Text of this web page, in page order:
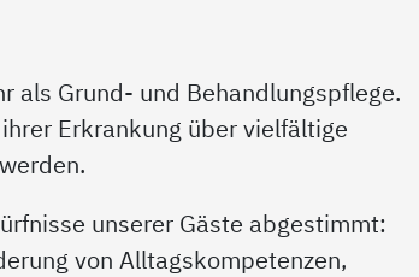
als Grund- und Behandlungspflege.
Erkrankung über vielfältige
unserer Gäste abgestimmt:
von Alltagskompetenzen,